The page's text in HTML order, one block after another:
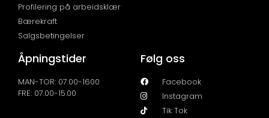
Profilering på arbeidsklær
Bærekraft
Salgsbetingelser
Åpningstider
MAN-TOR: 07.00-1600
FRE: 07.00-15.00
Følg oss
Facebook
Instagram
Tik Tok